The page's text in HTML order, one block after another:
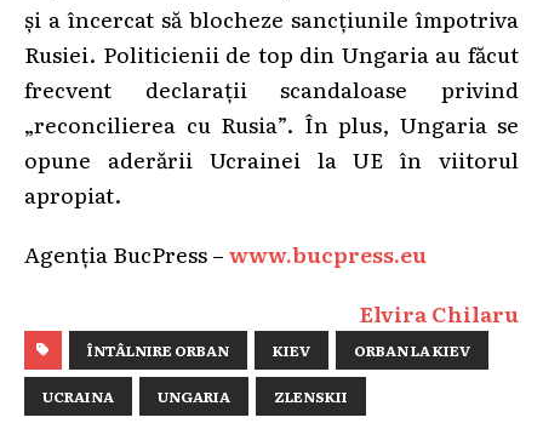
și a încercat să blocheze sancțiunile împotriva
Rusiei. Politicienii de top din Ungaria au făcut
frecvent declarații scandaloase privind
„reconcilierea cu Rusia”. În plus, Ungaria se
opune aderării Ucrainei la UE în viitorul
apropiat.
Agenția BucPress –www.bucpress.eu
Elvira Chilaru
ÎNTÂLNIRE ORBAN KIEV ORBAN LA KIEV
UCRAINA UNGARIA ZLENSKII